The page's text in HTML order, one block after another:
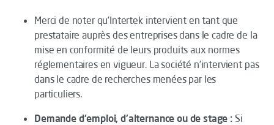
Merci de noter qu’Intertek intervient en tant que
prestataire auprès des entreprises dans le cadre de la
mise en conformité de leurs produits aux normes
réglementaires en vigueur. La société n’intervient pas
dans le cadre de recherches menées par les
particuliers.
Demande d'emploi, d'alternance ou de stage : Si